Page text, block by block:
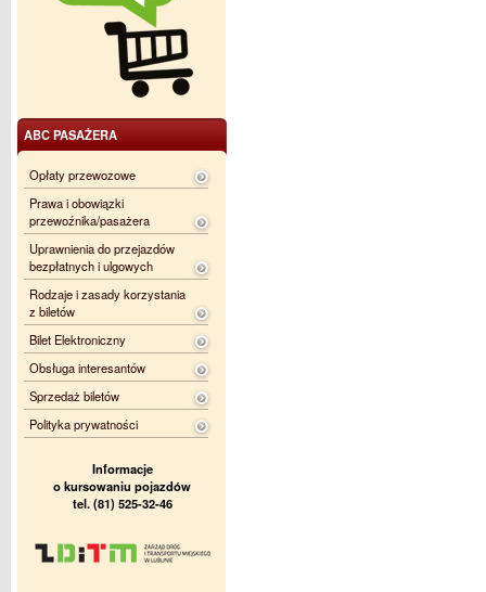
ABC PASAŻERA
Opłaty przewozowe
Prawa i obowiązki
przewoźnika/pasażera
Uprawnienia do przejazdów
bezpłatnych i ulgowych
Rodzaje i zasady korzystania
z biletów
Bilet Elektroniczny
Obsługa interesantów
Sprzedaż biletów
Polityka prywatności
Informacje
o kursowaniu pojazdów
tel. (81) 525-32-46